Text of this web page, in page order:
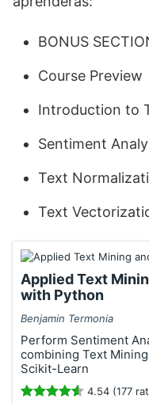
BONUS
Course Preview
Introduction to
Sentiment
Text
Text
Applied Text
with Python
Benjamin Termonia
Perform Sentiment
combining Text
Scikit-Learn
4.54 (177